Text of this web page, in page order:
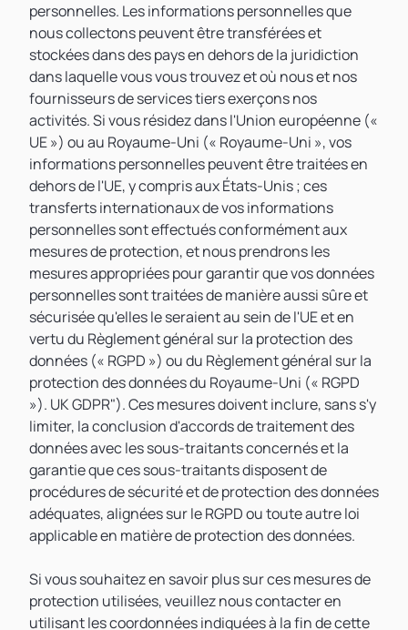
personnelles. Les informations personnelles que
nous collectons peuvent être transférées et
stockées dans des pays en dehors de la juridiction
dans laquelle vous vous trouvez et où nous et nos
fournisseurs de services tiers exerçons nos
activités. Si vous résidez dans l'Union européenne («
UE ») ou au Royaume-Uni (« Royaume-Uni », vos
informations personnelles peuvent être traitées en
dehors de l'UE, y compris aux États-Unis ; ces
transferts internationaux de vos informations
personnelles sont effectués conformément aux
mesures de protection, et nous prendrons les
mesures appropriées pour garantir que vos données
personnelles sont traitées de manière aussi sûre et
sécurisée qu'elles le seraient au sein de l'UE et en
vertu du Règlement général sur la protection des
données (« RGPD ») ou du Règlement général sur la
protection des données du Royaume-Uni (« RGPD
»). UK GDPR"). Ces mesures doivent inclure, sans s'y
limiter, la conclusion d'accords de traitement des
données avec les sous-traitants concernés et la
garantie que ces sous-traitants disposent de
procédures de sécurité et de protection des données
adéquates, alignées sur le RGPD ou toute autre loi
applicable en matière de protection des données.
Si vous souhaitez en savoir plus sur ces mesures de
protection utilisées, veuillez nous contacter en
utilisant les coordonnées indiquées à la fin de cette